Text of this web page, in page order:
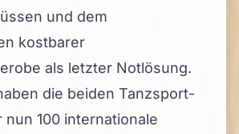
und dem
kostbarer
als letzter Notlösung.
die beiden Tanzsport-
nun 100 internationale